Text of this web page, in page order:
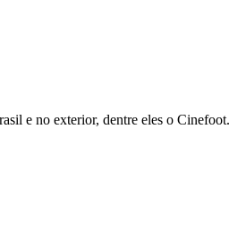
e no exterior, dentre eles o Cinefoot.